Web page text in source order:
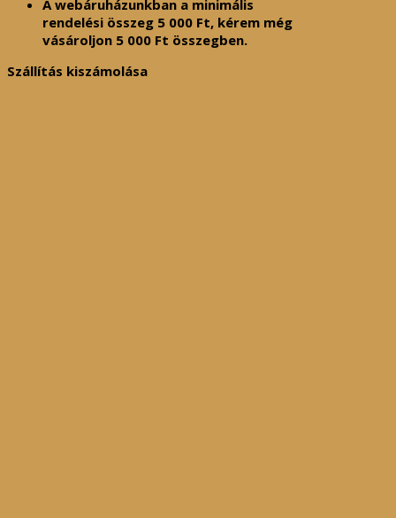
A webáruházunkban a minimális
rendelési összeg 5 000 Ft, kérem még
vásároljon 5 000 Ft összegben.
Szállítás kiszámolása